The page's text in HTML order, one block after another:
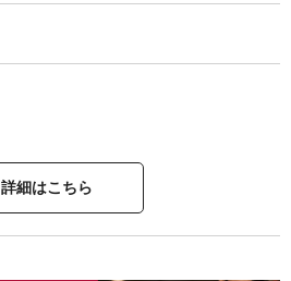
詳細はこちら